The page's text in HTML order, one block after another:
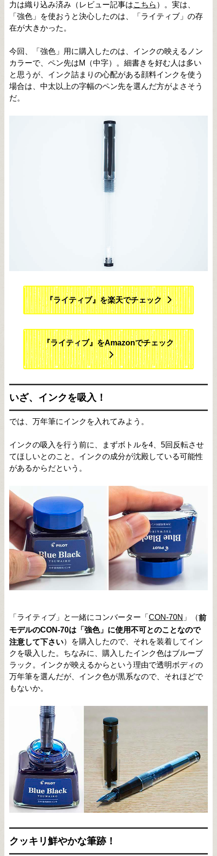
力は織り込み済み（レビュー記事はこちら ）。実は、
「強色」を使おうと決心したのは、「ライティブ」の存
在が大きかった。
今回、「強色」用に購入したのは、インクの映えるノン
カラーで、ペン先はM（中字）。細書きを好む人は多い
と思うが、インク詰まりの心配がある顔料インクを使う
場合は、中太以上の字幅のペン先を選んだ方がよさそう
だ。
『ライティブ』を楽天でチェック
『ライティブ』をAmazonでチェック
いざ、インクを吸入！
では、万年筆にインクを入れてみよう。
インクの吸入を行う前に、まずボトルを4、5回反転させ
てほしいとのこと。インクの成分が沈殿している可能性
があるからだという。
「ライティブ」と一緒にコンバーター「 CON-70N 」（前
モデルのCON-70は「強色」に使用不可とのことなので
注意して下さい）を購入したので、それを装着してイン
クを吸入した。ちなみに、購入したインク色はブルーブ
ラック。インクが映えるからという理由で透明ボディの
万年筆を選んだが、インク色が黒系なので、それほどで
もないか。
クッキリ鮮やかな筆跡！